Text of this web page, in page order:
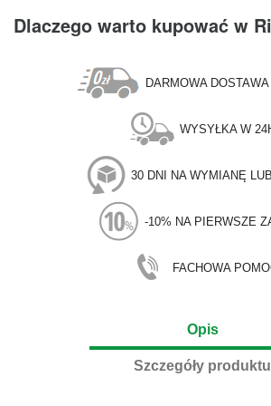
Dlaczego warto kupować w
DARMOWA DOSTAWA
WYSYŁKA W
30 DNI NA WYMIANĘ
-10% NA PIERWSZE
FACHOWA
Opis
Szczegóły produktu